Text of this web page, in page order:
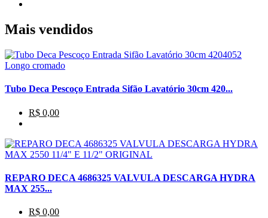
Mais vendidos
Tubo Deca Pescoço Entrada Sifão Lavatório 30cm 420...
R$ 0,00
REPARO DECA 4686325 VALVULA DESCARGA HYDRA
MAX 255...
R$ 0,00